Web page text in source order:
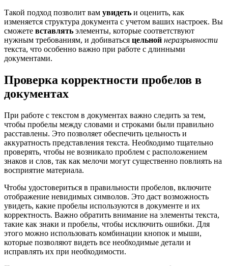
Такой подход позволит вам увидеть и оценить, как
изменяется структура документа с учетом ваших настроек. Вы
сможете вставлять элементы, которые соответствуют
нужным требованиям, и добиваться цельной неразрывности
текста, что особенно важно при работе с длинными
документами.
Проверка корректности пробелов в
документах
При работе с текстом в документах важно следить за тем,
чтобы пробелы между словами и строками были правильно
расставлены. Это позволяет обеспечить цельность и
аккуратность представления текста. Необходимо тщательно
проверять, чтобы не возникало проблем с расположением
знаков и слов, так как мелочи могут существенно повлиять на
восприятие материала.
Чтобы удостовериться в правильности пробелов, включите
отображение невидимых символов. Это даст возможность
увидеть, какие пробелы используются в документе и их
корректность. Важно обратить внимание на элементы текста,
такие как знаки и пробелы, чтобы исключить ошибки. Для
этого можно использовать комбинации кнопок и мыши,
которые позволяют видеть все необходимые детали и
исправлять их при необходимости.